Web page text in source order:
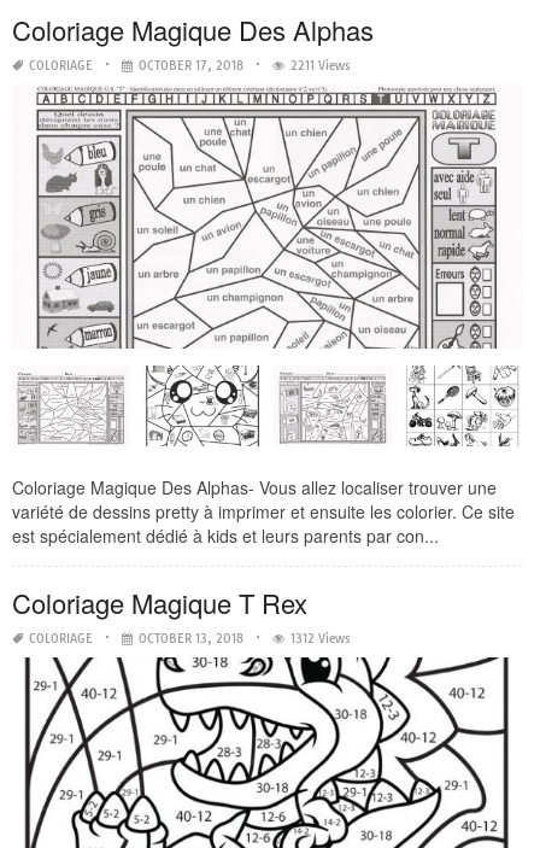
Coloriage Magique Des Alphas
COLORIAGE OCTOBER 17, 2018 2211 Views
Coloriage Magique Des Alphas- Vous allez localiser trouver une
variété de dessins pretty à imprimer et ensuite les colorier. Ce site
est spécialement dédié à kids et leurs parents par con...
Coloriage Magique T Rex
COLORIAGE OCTOBER 13, 2018 1312 Views